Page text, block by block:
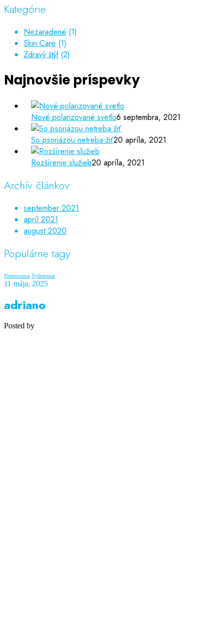
Kategórie
Nezaradené (1)
Skin Care (1)
Zdravý štýl (2)
Najnovšie príspevky
Nové polarizované svetlo6 septembra, 2021
So psoriázou netreba žiť20 apríla, 2021
Rozšírenie služieb20 apríla, 2021
Archív článkov
september 2021
apríl 2021
august 2020
Populárne tagy
Nemocnica Vyšetrenie
11 mája, 2025
adriano
Posted by